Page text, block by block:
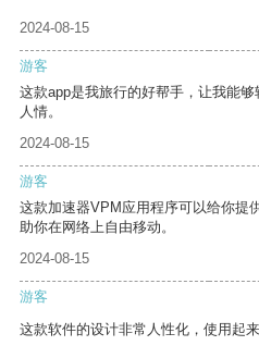
2024-08-15
游客
这款app是我旅行的好帮手，让我能
人情。
2024-08-15
游客
这款加速器VPM应用程序可以给你提
助你在网络上自由移动。
2024-08-15
游客
这款软件的设计非常人性化，使用起来